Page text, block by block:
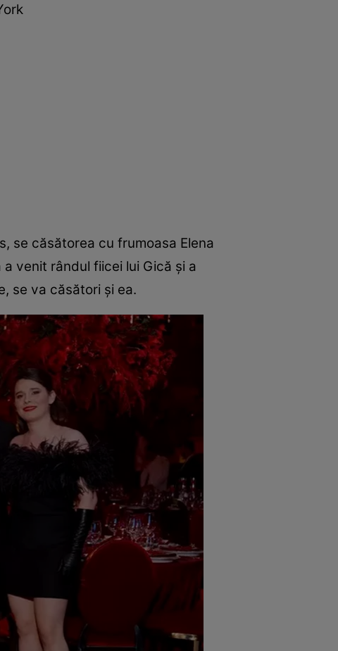
se căsătorea cu frumoasa Elena
venit rândul fiicei lui Gică şi a
se va căsători şi ea.